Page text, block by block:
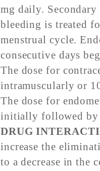
mg daily.
bleeding is treated
menstrual cycle.
consecutive days
The dose for
intramuscularly or
The dose for
initially followed by
DRUG
increase the
to a decrease in the